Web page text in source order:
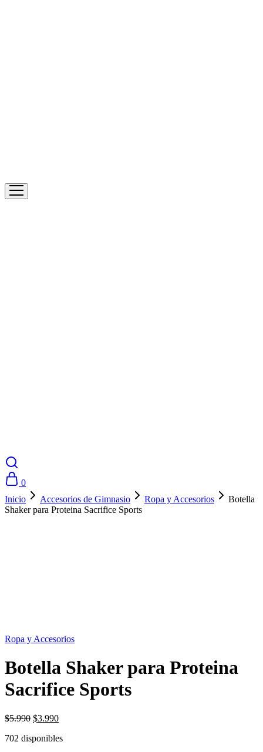
0
Inicio
Accesorios de Gimnasio Ropa y Accesorios
Botella
Shaker para Proteina Sacrifice Sports
Ropa y Accesorios
Botella Shaker para Proteina
Sacrifice Sports
$5.990 El
original
$3.990El
actual
702 disponibles